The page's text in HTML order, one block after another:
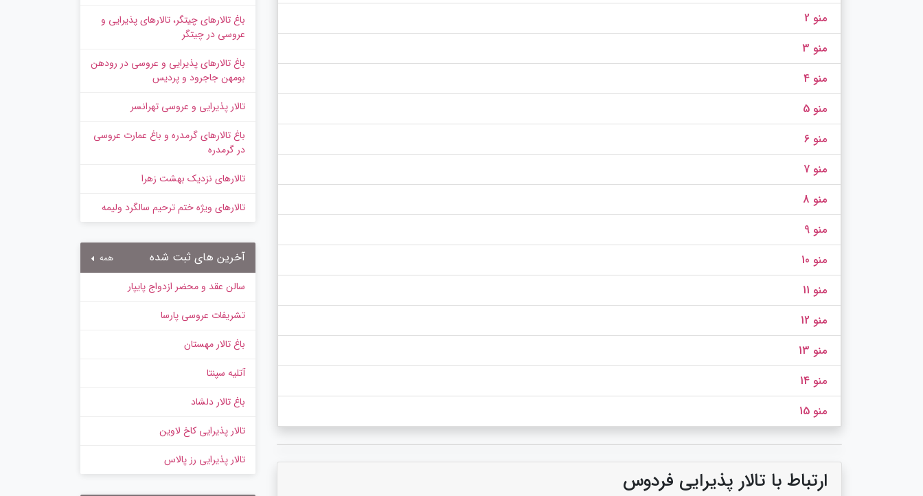
منو 2
منو 3
منو 4
منو 5
منو 6
منو 7
منو 8
منو 9
منو 10
منو 11
منو 12
منو 13
منو 14
منو 15
ارتباط با تالار پذیرایی فردوس
باغ تالارهای چیتگر، تالارهای پذیرایی و
عروسی در چیتگر
باغ تالارهای پذیرایی و عروسی در رودهن
بومهن جاجرود و پردیس
تالار پذیرایی و عروسی تهرانسر
باغ تالارهای گرمدره و باغ عمارت عروسی
در گرمدره
تالارهای نزدیک بهشت زهرا
تالارهای ویژه ختم ترحیم سالگرد ولیمه
آخرین های ثبت شده همه
سالن عقد و محضر ازدواج پایپار
تشریفات عروسی پارسا
باغ تالار مهستان
آتلیه سپنتا
باغ تالار دلشاد
تالار پذیرایی کاخ لاوین
تالار پذیرایی رز پالاس